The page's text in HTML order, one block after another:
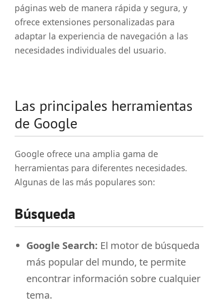
páginas web de manera rápida y segura, y
ofrece extensiones personalizadas para
adaptar la experiencia de navegación a las
necesidades individuales del usuario.
Las principales herramientas
de Google
Google ofrece una amplia gama de
herramientas para diferentes necesidades.
Algunas de las más populares son:
Búsqueda
Google Search: El motor de búsqueda
más popular del mundo, te permite
encontrar información sobre cualquier
tema.